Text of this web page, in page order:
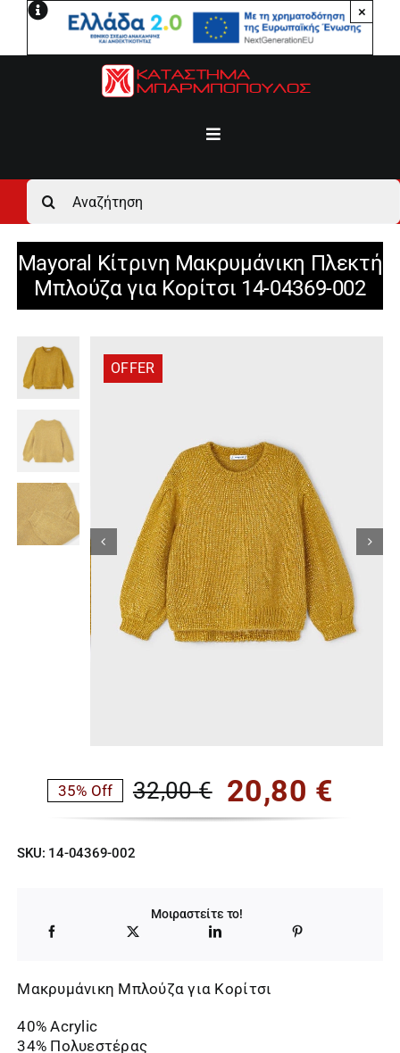
Μετάβαση
×
Toggle
Αρχική
Ανδρικά
Γυναικεία
Αγόρι
Κορίτσι
Είδη Παρέλασης
Σχετικά με εμάς
Αναζήτηση
για:
Mayoral Κίτρινη Μακρυμάνικη Πλεκτή
Μπλούζα για Κορίτσι 14-04369-002
OFFER
32,00€
Original
price
32,00 €.
20,80 €
Η
τρέχουσα
είναι:
20,80 €.
35% Off
SKU: 14-04369-002
Μοιραστείτε το!
Μακρυμάνικη Μπλούζα για Κορίτσι
40% Acrylic
34% Πολυεστέρας